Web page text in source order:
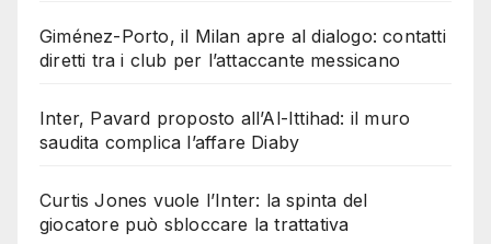
Giménez-Porto, il Milan apre al dialogo: contatti
diretti tra i club per l’attaccante messicano
Inter, Pavard proposto all’Al-Ittihad: il muro
saudita complica l’affare Diaby
Curtis Jones vuole l’Inter: la spinta del
giocatore può sbloccare la trattativa